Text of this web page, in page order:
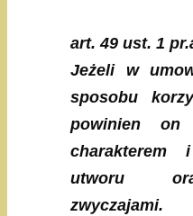
art. 49 ust. 1
Jeżeli w
sposobu
powinien
charakterem
utworu
zwyczajami.